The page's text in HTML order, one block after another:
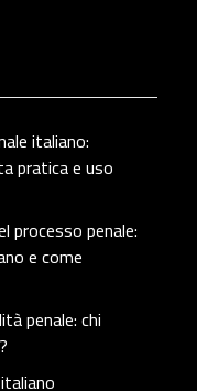
italiano:
pratica e uso
processo penale:
e come
penale: chi